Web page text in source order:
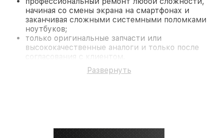
начиная со смены экрана на смартфонах и
заканчивая сложными системными поломками
ноутбуков;
только оригинальные запчасти или
высококачественные аналоги и только после
согласования с клиентом.
На все работы и замененные комплектующие
предоставляется длительная гарантия. В случае
Развернуть